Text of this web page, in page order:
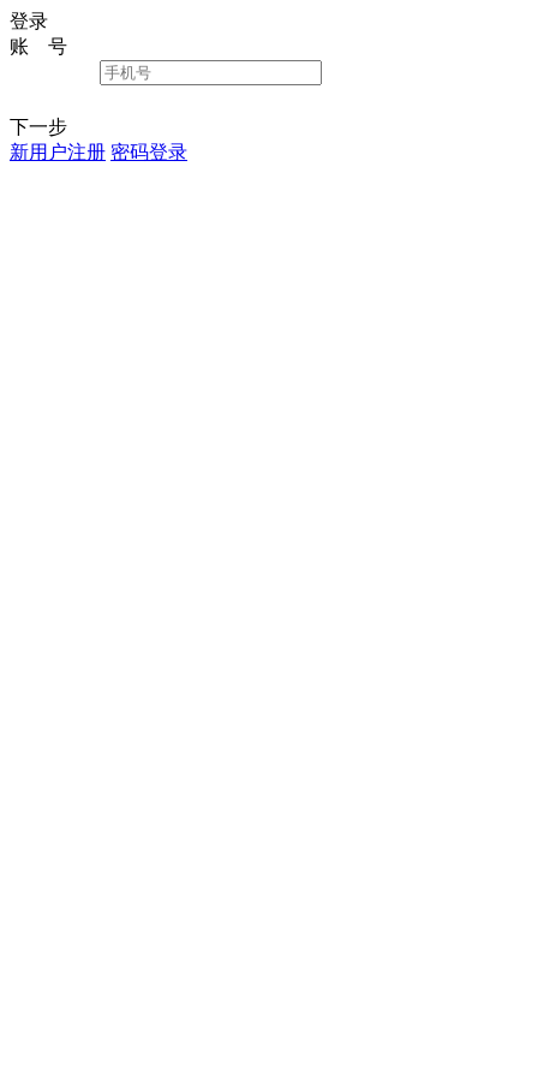
登录
账 号
下一步
新用户注册 密码登录